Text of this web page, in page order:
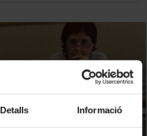
Detalls Informació